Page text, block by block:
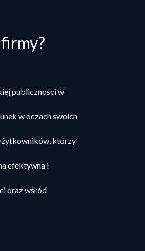
publiczności w
w oczach swoich
którzy
efektywną i
oraz wśród